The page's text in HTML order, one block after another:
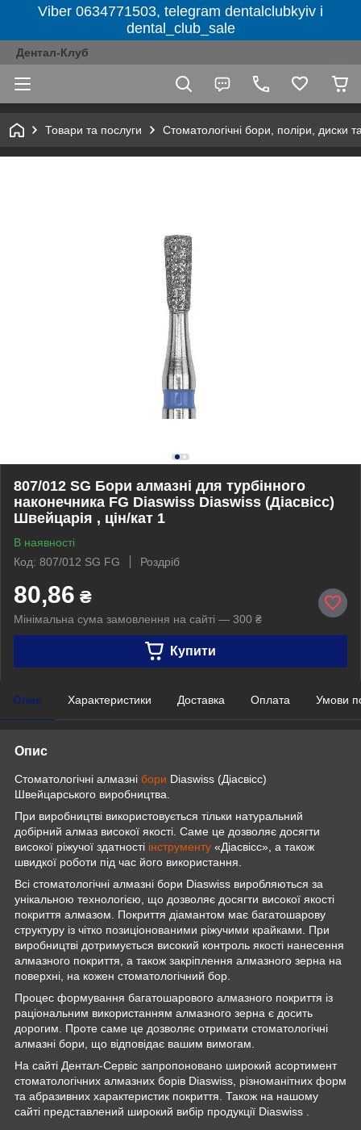
Viber 0634771503, telegram dentalclubkyiv і
dental_club_sale
Дентал-Клуб
Товари та послуги Стоматологічні бори, поліри, диски
807/012 SG Бори алмазні для турбінного
наконечника FG Diaswiss Diaswiss (Діасвісс)
Швейцарія , цін/кат 1
В наявності
Код: 807/012 SG FG
Роздріб
80,86 ₴
Мінімальна сума замовлення на сайті — 300 ₴
Купити
Опис Характеристики Доставка Оплата Умови
Опис
Стоматологічні алмазні бори Diaswiss (Діасвісс)
Швейцарського виробництва.
При виробництві використовується тільки натуральний
добірний алмаз високої якості. Саме це дозволяє досягти
високої ріжучої здатності інструменту «Діасвісс», а також
швидкої роботи під час його використання.
Всі стоматологічні алмазні бори Diaswiss виробляються за
унікальною технологією, що дозволяє досягти високої якості
покриття алмазом. Покриття діамантом має багатошарову
структуру із чітко позиціонованими ріжучими крайками. При
виробництві дотримується високий контроль якості нанесення
алмазного покриття, а також закріплення алмазного зерна на
поверхні, на кожен стоматологічний бор.
Процес формування багатошарового алмазного покриття із
раціональним використанням алмазного зерна є досить
дорогим. Проте саме це дозволяє отримати стоматологічні
алмазні бори, що відповідає вашим вимогам.
На сайті Дентал-Сервіс запропоновано широкий асортимент
стоматологічних алмазних борів Diaswiss, різноманітних форм
та абразивних характеристик покриття. Також на нашому
сайті представлений широкий вибір продукції Diaswiss .